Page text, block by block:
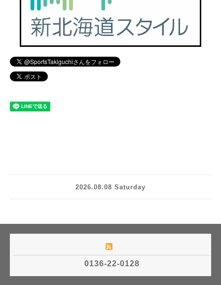
2026.08.08 Saturday
0136-22-0128